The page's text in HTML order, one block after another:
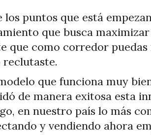
los puntos que está
que busca
que como corredor
reclutaste.
que funciona muy
de manera exitosa esta
en nuestro país lo más
y vendiendo ahora